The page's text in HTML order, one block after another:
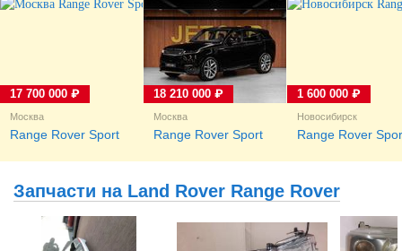
Москва
Range Rover Sport
17 700 000 ₽
Москва
Range Rover Sport
18 210 000 ₽
Новосибирск
Range Rover
1 600 000 ₽
Запчасти на Land Rover Range Rover